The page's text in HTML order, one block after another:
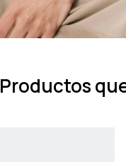
Productos